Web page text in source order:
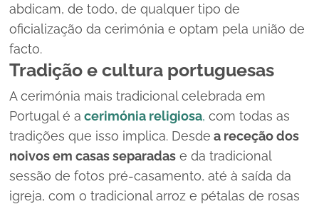
abdicam, de todo, de qualquer tipo de
oficialização da cerimónia e optam pela união de
facto.
Tradição e cultura portuguesas
A cerimónia mais tradicional celebrada em
Portugal é a cerimónia religiosa, com todas as
tradições que isso implica. Desde a receção dos
noivos em casas separadas e da tradicional
sessão de fotos pré-casamento, até à saída da
igreja, com o tradicional arroz e pétalas de rosas